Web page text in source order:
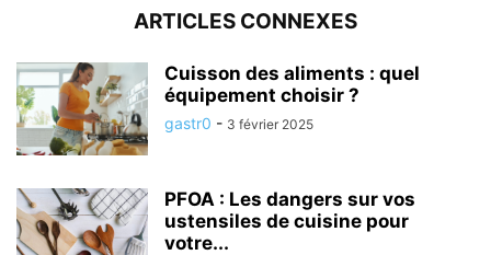
ARTICLES CONNEXES
Cuisson des aliments : quel
équipement choisir ?
gastr0 - 3 février 2025
PFOA : Les dangers sur vos
ustensiles de cuisine pour
votre...